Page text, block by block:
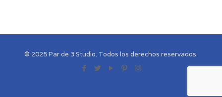
© 2025 Par de 3 Studio. Todos los derechos reservados.